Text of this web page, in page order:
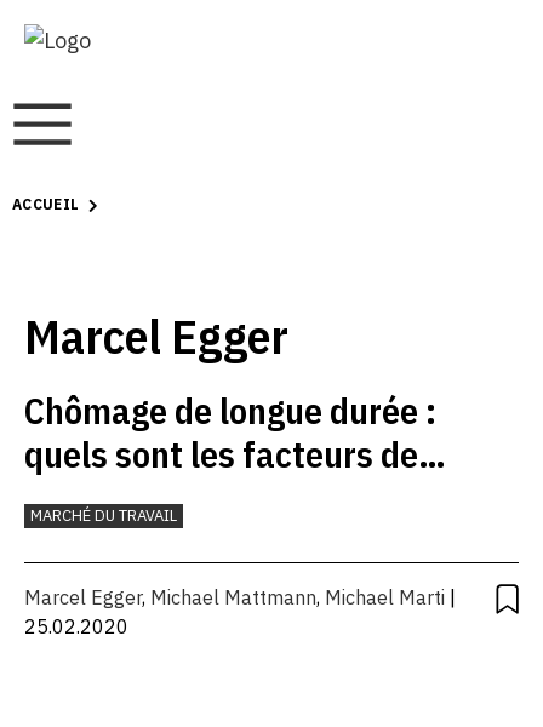
ACCUEIL
Marcel Egger
Chômage de longue durée :
quels sont les facteurs de
risque ?
MARCHÉ DU TRAVAIL
Marcel Egger, Michael Mattmann, Michael Marti
25.02.2020